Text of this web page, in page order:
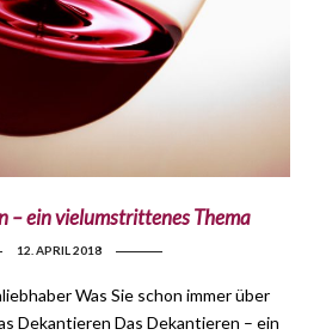
– ein vielumstrittenes Thema
12. APRIL 2018
Was Sie schon immer über
Dekantieren Das Dekantieren – ein